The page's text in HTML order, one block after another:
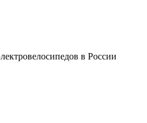
в России